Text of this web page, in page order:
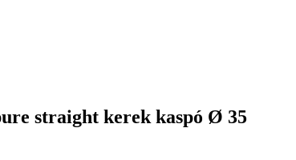
straight kerek kaspó Ø 35